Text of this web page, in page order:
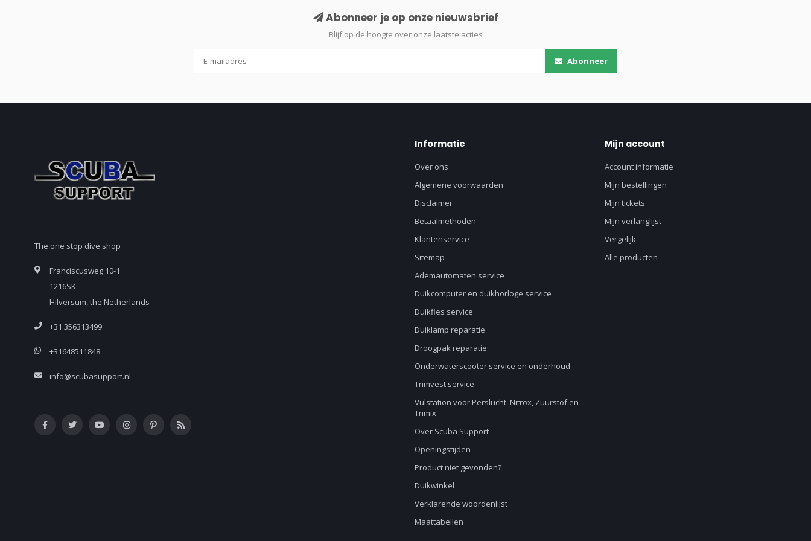
Abonneer je op onze nieuwsbrief
Blijf op de hoogte over onze laatste acties
Abonneer
The one stop dive shop
Franciscusweg 10-1
1216SK
Hilversum, the Netherlands
+31 356313499
+31648511848
info@scubasupport.nl
Informatie
Over ons
Algemene voorwaarden
Disclaimer
Betaalmethoden
Klantenservice
Sitemap
Ademautomaten service
Duikcomputer en duikhorloge service
Duikfles service
Duiklamp reparatie
Droogpak reparatie
Onderwaterscooter service en onderhoud
Trimvest service
Vulstation voor Perslucht, Nitrox, Zuurstof en
Trimix
Over Scuba Support
Openingstijden
Product niet gevonden?
Duikwinkel
Verklarende woordenlijst
Maattabellen
Mijn account
Account informatie
Mijn bestellingen
Mijn tickets
Mijn verlanglijst
Vergelijk
Alle producten